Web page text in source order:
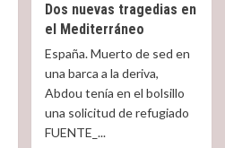
no
se
suprimen
Dos nuevas tragedias en
el Mediterráneo
España. Muerto de sed en
una barca a la deriva,
Abdou tenía en el bolsillo
una solicitud de refugiado
FUENTE_...